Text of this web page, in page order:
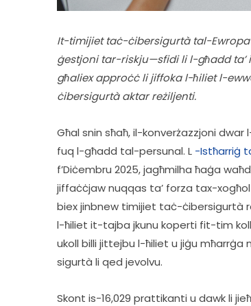
It-timijiet taċ-ċibersigurtà tal-
ġestjoni tar-riskju—sfidi li l-għadd ta’
għaliex approċċ li jiffoka l-ħiliet l-
ċibersigurtà aktar reżiljenti.
Għal snin sħaħ, il-konverżazzjoni
fuq l-għadd tal-persunal. L -Istħarriġ
f’Diċembru 2025, jagħmilha ħaġa
jiffaċċjaw nuqqas ta’ forza tax-
biex jinbnew timijiet taċ-ċibersigurtà
l-ħiliet it-tajba jkunu koperti fit-tim
ukoll billi jittejbu l-ħiliet u jiġu
sigurtà li qed jevolvu.
Skont is-16,029 prattikanti u dawk li